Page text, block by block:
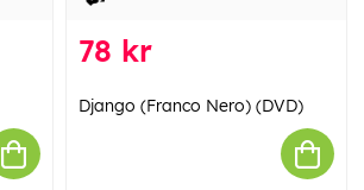
78 kr
Django (Franco Nero) (DVD)